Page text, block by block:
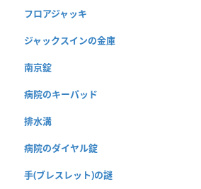
フロアジャッキ
ジャックスインの金庫
南京錠
病院のキーパッド
排水溝
病院のダイヤル錠
手(ブレスレット)の謎